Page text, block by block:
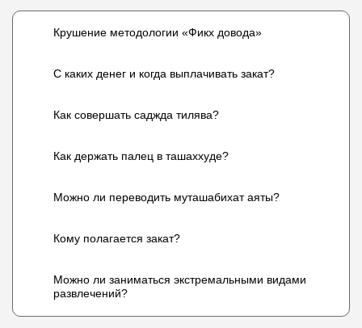
Крушение методологии «Фикх довода»
С каких денег и когда выплачивать закат?
Как совершать саджда тилява?
Как держать палец в ташаххуде?
Можно ли переводить муташабихат аяты?
Кому полагается закат?
Можно ли заниматься экстремальными видами
развлечений?